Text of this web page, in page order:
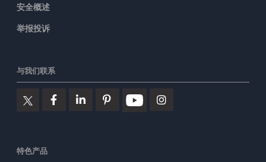
安全概述
举报投诉
与我们联系
特色产品